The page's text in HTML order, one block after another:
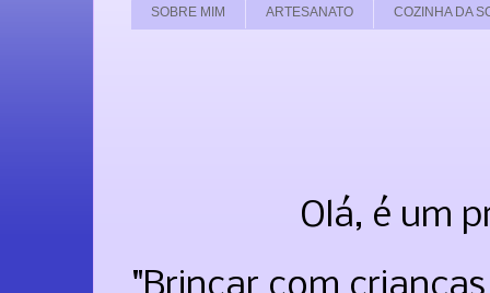
SOBRE MIM ARTESANATO COZINHA DA
Olá, é um